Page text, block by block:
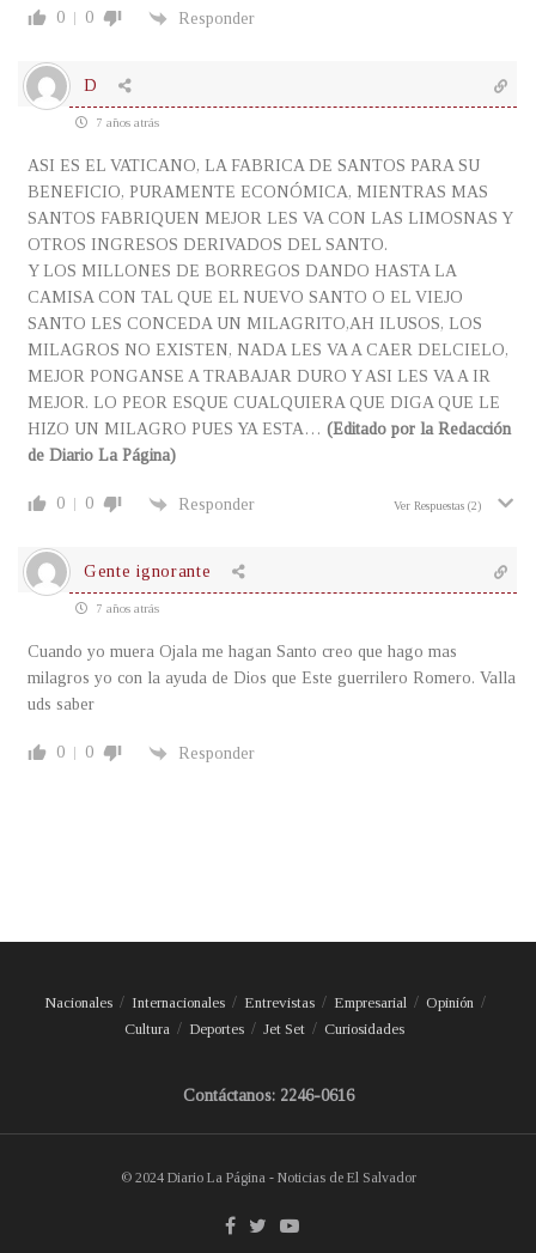
0 0 Responder
D
7 años atrás
ASI ES EL VATICANO, LA FABRICA DE SANTOS PARA SU
BENEFICIO, PURAMENTE ECONÓMICA, MIENTRAS MAS
SANTOS FABRIQUEN MEJOR LES VA CON LAS LIMOSNAS Y
OTROS INGRESOS DERIVADOS DEL SANTO.
Y LOS MILLONES DE BORREGOS DANDO HASTA LA
CAMISA CON TAL QUE EL NUEVO SANTO O EL VIEJO
SANTO LES CONCEDA UN MILAGRITO,AH ILUSOS, LOS
MILAGROS NO EXISTEN, NADA LES VA A CAER DELCIELO,
MEJOR PONGANSE A TRABAJAR DURO Y ASI LES VA A IR
MEJOR. LO PEOR ESQUE CUALQUIERA QUE DIGA QUE LE
HIZO UN MILAGRO PUES YA ESTA… (Editado por la Redacción
de Diario La Página)
0 0 Responder Ver Respuestas (2)
Gente ignorante
7 años atrás
Cuando yo muera Ojala me hagan Santo creo que hago mas
milagros yo con la ayuda de Dios que Este guerrilero Romero. Valla
uds saber
0 0 Responder
Nacionales Internacionales Entrevistas Empresarial
Opinión
Cultura
Deportes Jet Set Curiosidades
Contáctanos: 2246-0616
© 2024 Diario La Página - Noticias de El Salvador